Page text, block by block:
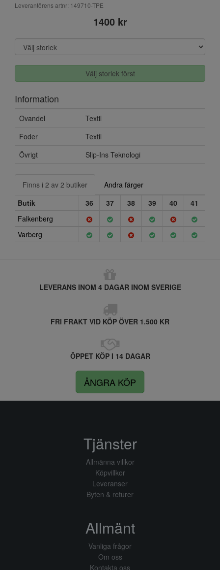
Leverantörens artnr: 149710-TPE
1400 kr
Välj storlek först
Information
Ovandel
Textil
Foder
Textil
Övrigt
Slip-Ins Teknologi
Finns i 2 av 2 butiker
Andra färger
Butik
36 37 38 39 40
41
Falkenberg
Varberg
LEVERANS INOM 4 DAGAR INOM SVERIGE
FRI FRAKT VID KÖP ÖVER 1.500 KR
ÖPPET KÖP I 14 DAGAR
ÅNGRA KÖP
Tjänster
Allmänna villkor
Köpvillkor
Leveranser
Byten & returer
Allmänt
Vanliga frågor
Om oss
Kontakta oss